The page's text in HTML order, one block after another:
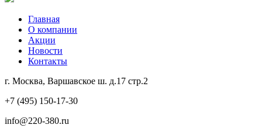
Главная
О компании
Акции
Новости
Контакты
г. Москва, Варшавское ш. д.17 стр.2
+7 (495) 150-17-30
info@220-380.ru